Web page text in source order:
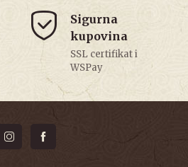
Sigurna
kupovina
SSL certifikat i
WSPay